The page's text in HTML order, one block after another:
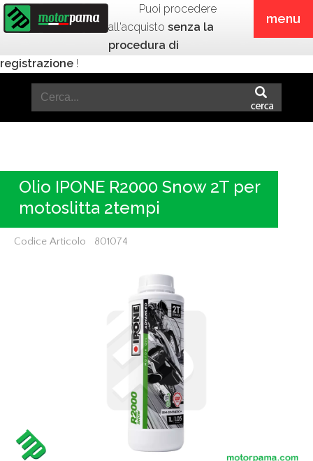
menu
Puoi procedere
all'acquisto senza la
procedura di
registrazione !
Olio IPONE R2000 Snow 2T per
motoslitta 2tempi
Codice Articolo 801074